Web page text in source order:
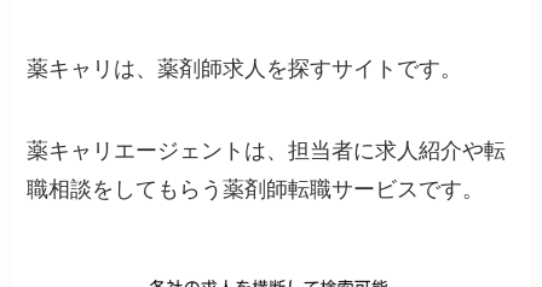
薬キャリは、薬剤師求人を探すサイトです。
薬キャリエージェントは、担当者に求人紹介や転
職相談をしてもらう薬剤師転職サービスです。